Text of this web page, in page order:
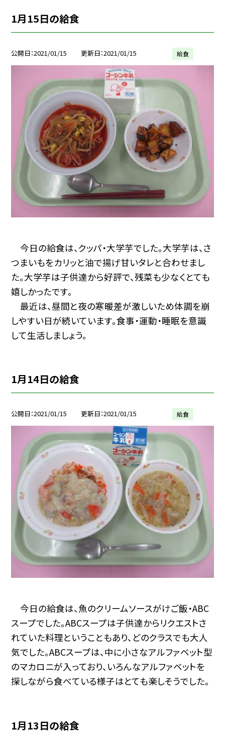
1月15日の給食
公開日 2021/01/15 更新日 2021/01/15 給食
今日の給食は、クッパ・大学芋でした。大学芋は、さ
つまいもをカリッと油で揚げ甘いタレと合わせまし
た。大学芋は子供達から好評で、残菜も少なくとても
嬉しかったです。
最近は、昼間と夜の寒暖差が激しいため体調を崩
しやすい日が続いています。食事・運動・睡眠を意識
して生活しましょう。
1月14日の給食
公開日 2021/01/15 更新日 2021/01/15 給食
今日の給食は、魚のクリームソースがけご飯・ABC
スープでした。ABCスープは子供達からリクエストさ
れていた料理ということもあり、どのクラスでも大人
気でした。ABCスープは、中に小さなアルファベット型
のマカロニが入っており、いろんなアルファベットを
探しながら食べている様子はとても楽しそうでした。
1月13日の給食